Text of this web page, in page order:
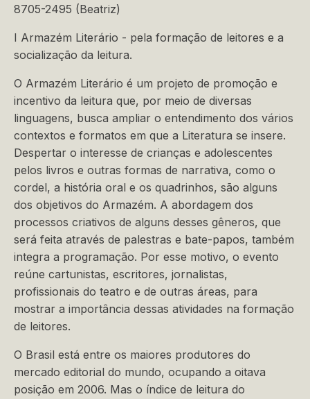
8705-2495 (Beatriz)
I Armazém Literário - pela formação de leitores e a
socialização da leitura.
O Armazém Literário é um projeto de promoção e
incentivo da leitura que, por meio de diversas
linguagens, busca ampliar o entendimento dos vários
contextos e formatos em que a Literatura se insere.
Despertar o interesse de crianças e adolescentes
pelos livros e outras formas de narrativa, como o
cordel, a história oral e os quadrinhos, são alguns
dos objetivos do Armazém. A abordagem dos
processos criativos de alguns desses gêneros, que
será feita através de palestras e bate-papos, também
integra a programação. Por esse motivo, o evento
reúne cartunistas, escritores, jornalistas,
profissionais do teatro e de outras áreas, para
mostrar a importância dessas atividades na formação
de leitores.
O Brasil está entre os maiores produtores do
mercado editorial do mundo, ocupando a oitava
posição em 2006. Mas o índice de leitura do